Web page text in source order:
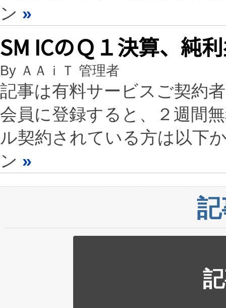
ン »
SM ICのＱ１決算、純
By ＡＡｉＴ 管理者
記事は有料サービスご契約
会員に登録すると、２週間
ル契約されている方は以下
ン »